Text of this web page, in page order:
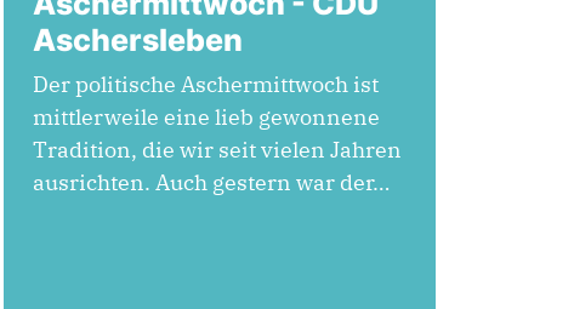
Aschersleben
Der politische Aschermittwoch ist
mittlerweile eine lieb gewonnene
Tradition, die wir seit vielen Jahren
ausrichten. Auch gestern war der…